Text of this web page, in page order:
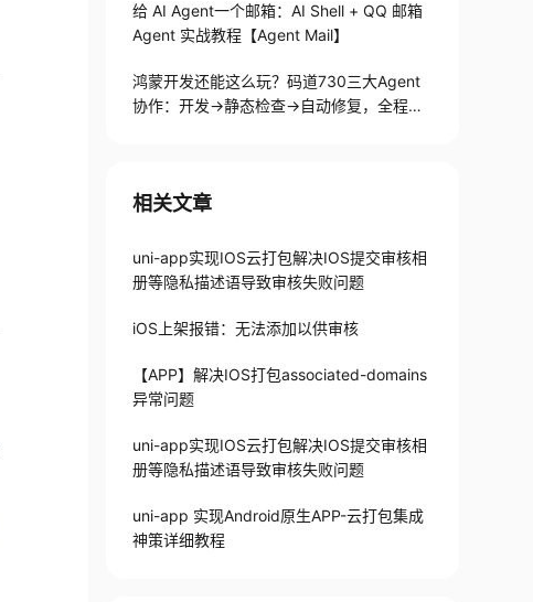
给 AI Agent一个邮箱：AI Shell + QQ 邮箱
Agent 实战教程【Agent Mail】
鸿蒙开发还能这么玩？码道730三大Agent
协作：开发→静态检查→自动修复，全程不
相关文章
uni-app实现IOS云打包解决IOS提交审核相
册等隐私描述语导致审核失败问题
iOS上架报错：无法添加以供审核
【APP】解决IOS打包associated-domains
异常问题
uni-app实现IOS云打包解决IOS提交审核相
册等隐私描述语导致审核失败问题
uni-app 实现Android原生APP-云打包集成
神策详细教程